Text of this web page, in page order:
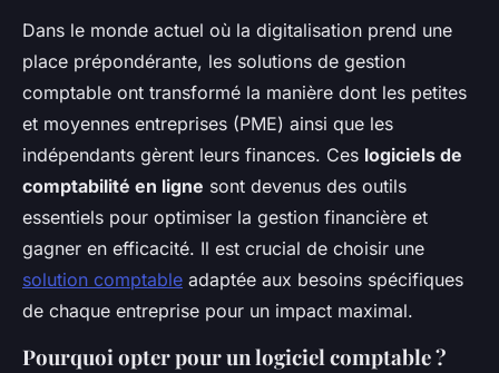
Dans le monde actuel où la digitalisation prend une
place prépondérante, les solutions de gestion
comptable ont transformé la manière dont les petites
et moyennes entreprises (PME) ainsi que les
indépendants gèrent leurs finances. Ces logiciels de
comptabilité en ligne sont devenus des outils
essentiels pour optimiser la gestion financière et
gagner en efficacité. Il est crucial de choisir une
solution comptable adaptée aux besoins spécifiques
de chaque entreprise pour un impact maximal.
Pourquoi opter pour un logiciel comptable ?